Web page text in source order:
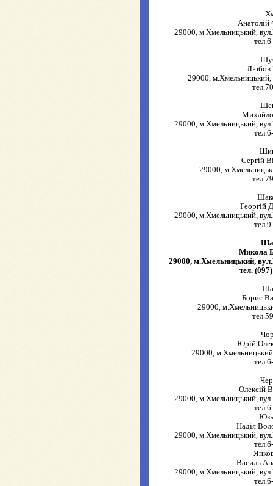
Анатолій
29000, м.Хмельницький,
Любов
29000, м.Хмельницький,
Михайло
29000, м.Хмельницький,
Сергій
29000,
Георгій
29000, м.Хмельницький,
Микола
29000, м.Хмельницький,
тел.
Борис
29000,
Юрій
29000,
Олексій
29000, м.Хмельницький,
Надія
29000, м.Хмельницький,
Василь
29000, м.Хмельницький,